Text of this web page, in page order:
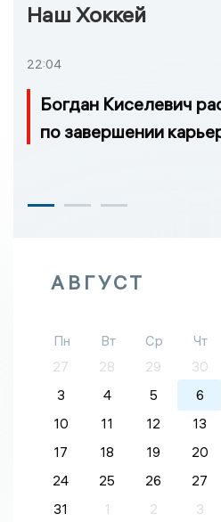
Наш Хоккей
22:04
Богдан Киселевич
по завершении
АВГУСТ
Пн Вт Ср Чт
27
28 29 30
3
4 5 6
10
11 12 13
17
18 19 20
24
25 26 27
31
1 2 3